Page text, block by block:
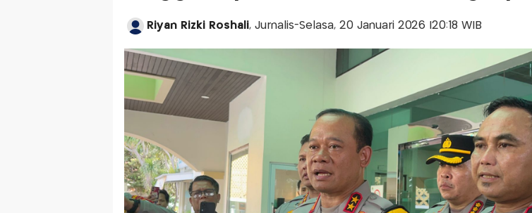
Riyan Rizki Roshali, Jurnalis-Selasa, 20 Januari 2026 |20:18 WIB